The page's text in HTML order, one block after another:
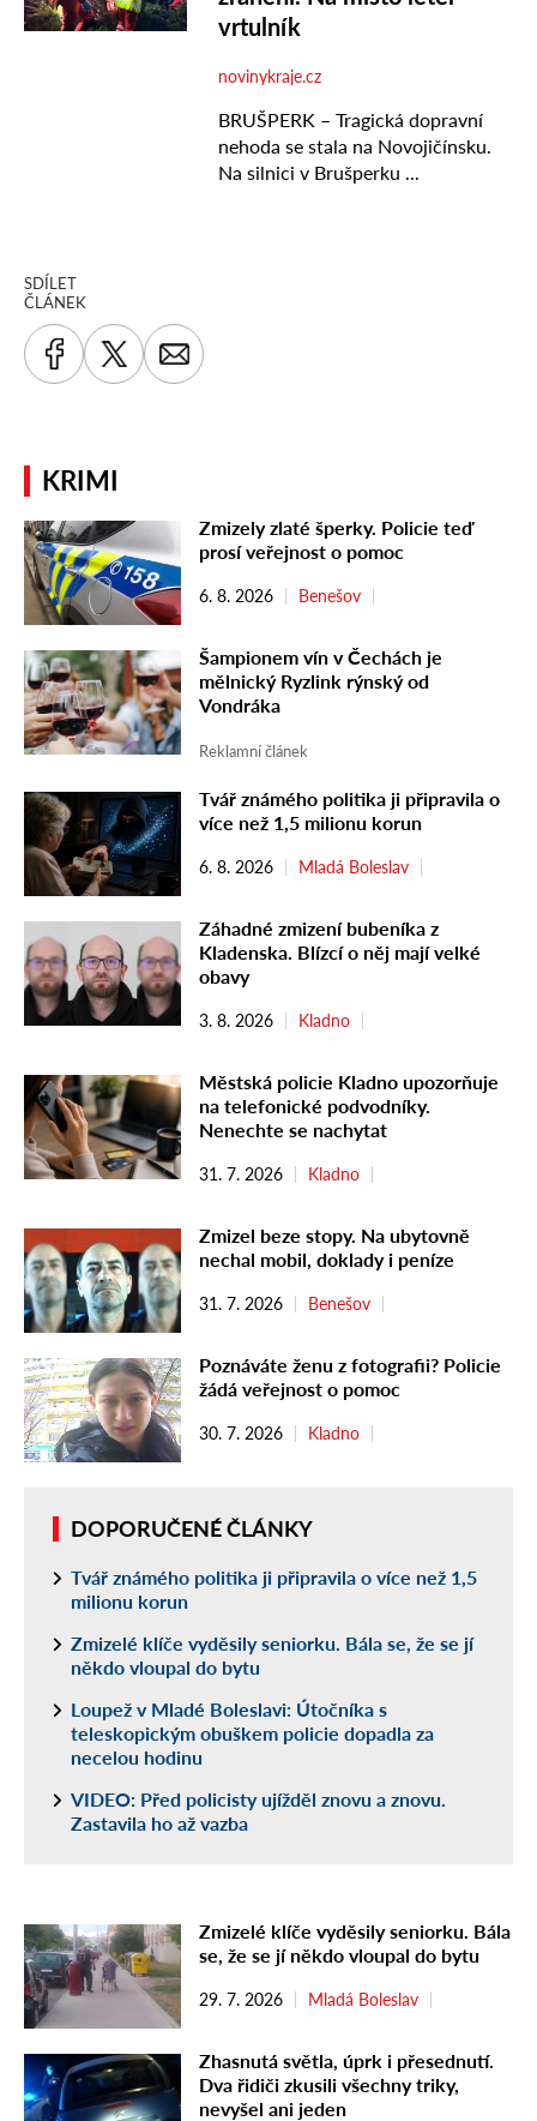
SDÍLET
ČLÁNEK
KRIMI
Zmizely zlaté šperky. Policie teď
prosí veřejnost o pomoc
6. 8. 2026 Benešov
Šampionem vín v Čechách je
mělnický Ryzlink rýnský od
Vondráka
Reklamní článek
Tvář známého politika ji připravila o
více než 1,5 milionu korun
6. 8. 2026 Mladá Boleslav
Záhadné zmizení bubeníka z
Kladenska. Blízcí o něj mají velké
obavy
3. 8. 2026 Kladno
Městská policie Kladno upozorňuje
na telefonické podvodníky.
Nenechte se nachytat
31. 7. 2026 Kladno
Zmizel beze stopy. Na ubytovně
nechal mobil, doklady i peníze
31. 7. 2026 Benešov
Poznáváte ženu z fotografii? Policie
žádá veřejnost o pomoc
30. 7. 2026 Kladno
DOPORUČENÉ ČLÁNKY
Tvář známého politika ji připravila o více než 1,5
milionu korun
Zmizelé klíče vyděsily seniorku. Bála se, že se jí
někdo vloupal do bytu
Loupež v Mladé Boleslavi: Útočníka s
teleskopickým obuškem policie dopadla za
necelou hodinu
VIDEO: Před policisty ujížděl znovu a znovu.
Zastavila ho až vazba
Zmizelé klíče vyděsily seniorku. Bála
se, že se jí někdo vloupal do bytu
29. 7. 2026 Mladá Boleslav
Zhasnutá světla, úprk i přesednutí.
Dva řidiči zkusili všechny triky,
nevyšel ani jeden